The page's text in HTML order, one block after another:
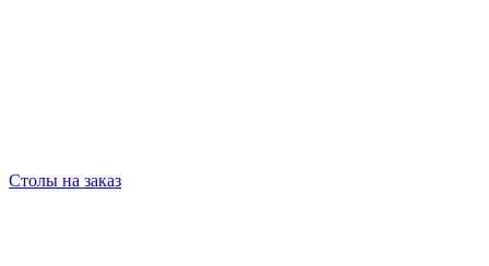
Столы на заказ